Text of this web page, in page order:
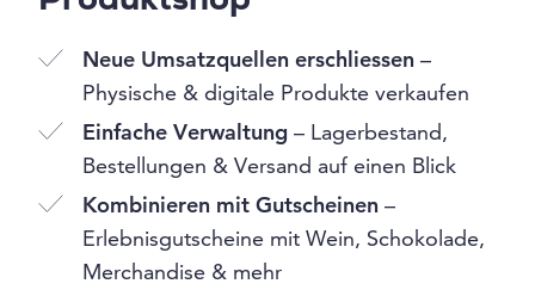
Neue Umsatzquellen erschliessen –
Physische & digitale Produkte verkaufen
Einfache Verwaltung – Lagerbestand,
Bestellungen & Versand auf einen Blick
Kombinieren mit Gutscheinen –
Erlebnisgutscheine mit Wein, Schokolade,
Merchandise & mehr